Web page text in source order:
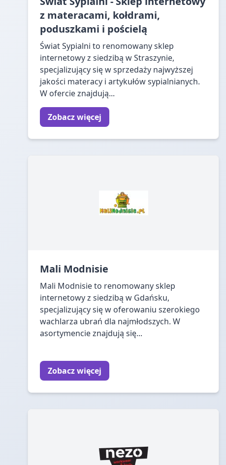
z materacami, kołdrami,
poduszkami i pościelą
Świat Sypialni to renomowany sklep
internetowy z siedzibą w Straszynie,
specjalizujący się w sprzedaży najwyższej
jakości materacy i artykułów sypialnianych.
W ofercie znajdują...
Zobacz więcej
Mali Modnisie
Mali Modnisie to renomowany sklep
internetowy z siedzibą w Gdańsku,
specjalizujący się w oferowaniu szerokiego
wachlarza ubrań dla najmłodszych. W
asortymencie znajdują się...
Zobacz więcej